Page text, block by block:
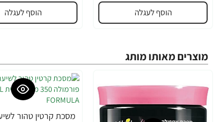
הוסף לעגלה הוסף לעגלה
מוצרים מאותו מותג